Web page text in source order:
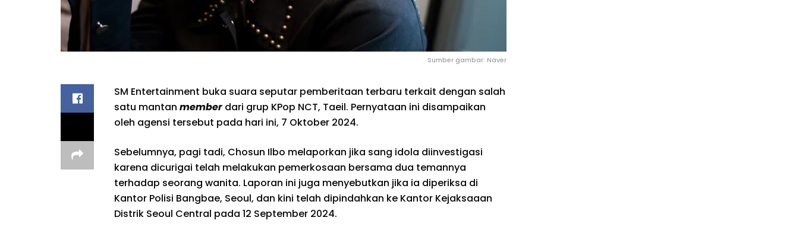
Sumber gambar: Naver
SM Entertainment buka suara seputar pemberitaan terbaru terkait dengan salah
satu mantan memberdari grup KPop NCT, Taeil. Pernyataan ini disampaikan
oleh agensi tersebut pada hari ini, 7 Oktober 2024.
Sebelumnya, pagi tadi, Chosun Ilbo melaporkan jika sang idola diinvestigasi
karena dicurigai telah melakukan pemerkosaan bersama dua temannya
terhadap seorang wanita. Laporan ini juga menyebutkan jika ia diperiksa di
Kantor Polisi Bangbae, Seoul, dan kini telah dipindahkan ke Kantor Kejaksaaan
Distrik Seoul Central pada 12 September 2024.